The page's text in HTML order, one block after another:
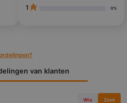
1 0%
van klanten
Wis Zoek